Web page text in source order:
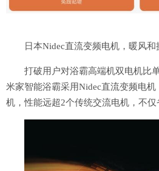
日本Nidec直流变频电机，暖风
打破用户对浴霸高端机双电机比
米家智能浴霸采用Nidec直流变频电
机，性能远超2个传统交流电机，不仅